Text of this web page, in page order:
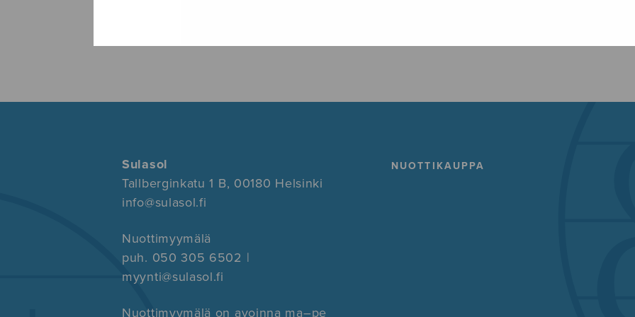
Sulasol
Tallberginkatu 1 B, 00180 Helsinki
info@sulasol.fi
Nuottimyymälä
puh. 050 305 6502 |
myynti@sulasol.fi
Nuottimyymälä on avoinna ma–pe
NUOTTIKAUPPA